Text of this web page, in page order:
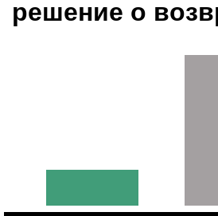
решение о